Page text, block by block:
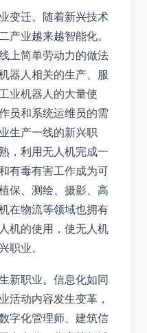
变迁。随着新兴技术
产业越来越智能化。
上简单劳动力的做法
器人相关的生产、服
业机器人的大量使
员和系统运维员的需
生产一线的新兴职
，利用无人机完成一
有毒有害工作成为可
保、测绘、摄影、高
在物流等领域也拥有
机的使用，使无人机
职业。
新职业。信息化如同
活动内容发生变革，
字化管理师、建筑信